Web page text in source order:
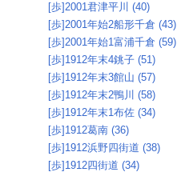
[歩]2001君津平川 (40)
[歩]2001年始2船形千倉 (43)
[歩]2001年始1富浦千倉 (59)
[歩]1912年末4銚子 (51)
[歩]1912年末3館山 (57)
[歩]1912年末2鴨川 (58)
[歩]1912年末1布佐 (34)
[歩]1912葛南 (36)
[歩]1912浜野四街道 (38)
[歩]1912四街道 (34)